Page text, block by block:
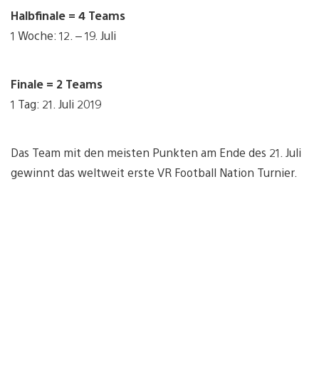
Halbfinale = 4 Teams
1 Woche: 12. – 19. Juli
Finale = 2 Teams
1 Tag: 21. Juli 2019
Das Team mit den meisten Punkten am Ende des 21. Juli
gewinnt das weltweit erste VR Football Nation Turnier.